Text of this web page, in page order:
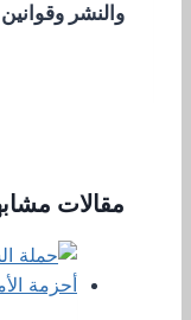
والنشر وقوانين
مقالات